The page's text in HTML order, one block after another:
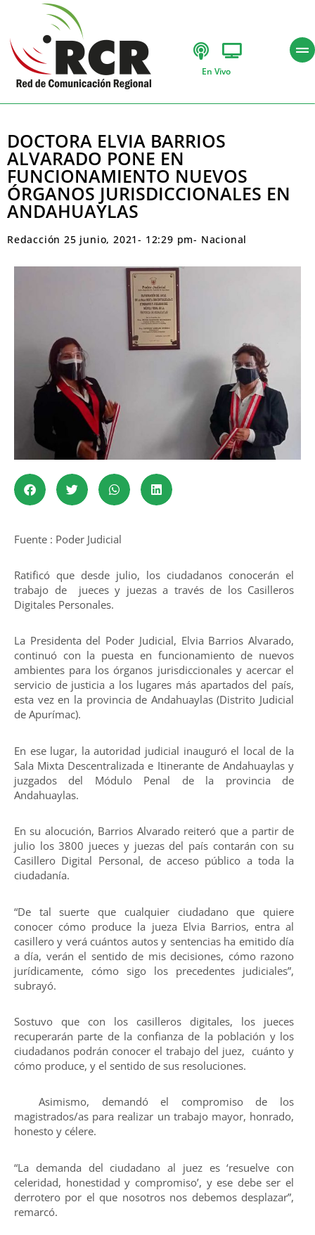
En Vivo
DOCTORA ELVIA BARRIOS
ALVARADO PONE EN
FUNCIONAMIENTO NUEVOS
ÓRGANOS JURISDICCIONALES EN
ANDAHUAYLAS
Redacción 25 junio, 2021- 12:29 pm- Nacional
Fuente : Poder Judicial
Ratificó que desde julio, los ciudadanos conocerán el
trabajo de jueces y juezas a través de los Casilleros
Digitales Personales.
La Presidenta del Poder Judicial, Elvia Barrios Alvarado,
continuó con la puesta en funcionamiento de nuevos
ambientes para los órganos jurisdiccionales y acercar el
servicio de justicia a los lugares más apartados del país,
esta vez en la provincia de Andahuaylas (Distrito Judicial
de Apurímac).
En ese lugar, la autoridad judicial inauguró el local de la
Sala Mixta Descentralizada e Itinerante de Andahuaylas y
juzgados del Módulo Penal de la provincia de
Andahuaylas.
En su alocución, Barrios Alvarado reiteró que a partir de
julio los 3800 jueces y juezas del país contarán con su
Casillero Digital Personal, de acceso público a toda la
ciudadanía.
“De tal suerte que cualquier ciudadano que quiere
conocer cómo produce la jueza Elvia Barrios, entra al
casillero y verá cuántos autos y sentencias ha emitido día
a día, verán el sentido de mis decisiones, cómo razono
jurídicamente, cómo sigo los precedentes judiciales”,
subrayó.
Sostuvo que con los casilleros digitales, los jueces
recuperarán parte de la confianza de la población y los
ciudadanos podrán conocer el trabajo del juez, cuánto y
cómo produce, y el sentido de sus resoluciones.
Asimismo, demandó el compromiso de los
magistrados/as para realizar un trabajo mayor, honrado,
honesto y célere.
“La demanda del ciudadano al juez es ‘resuelve con
celeridad, honestidad y compromiso’, y ese debe ser el
derrotero por el que nosotros nos debemos desplazar”,
remarcó.